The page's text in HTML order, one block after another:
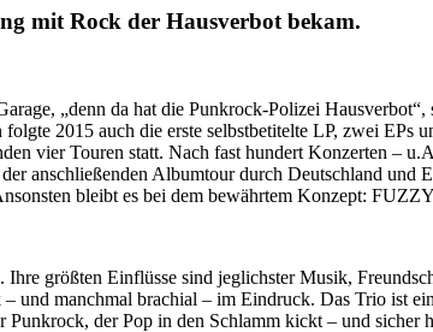
mit Rock der Hausverbot bekam.
„denn da hat die Punkrock-Polizei
2015 auch die erste selbstbetitelte LP, zwei
vier Touren statt. Nach fast hundert Konzerten –
anschließenden Albumtour durch Deutschland
bleibt es bei dem bewährtem Konzept:
größten Einflüsse sind jeglichster Musik,
und manchmal brachial – im Eindruck. Das Trio ist
Punkrock, der Pop in den Schlamm kickt – und